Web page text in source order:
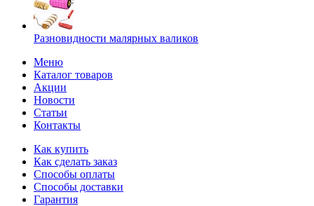
Разновидности малярных валиков
Меню
Каталог товаров
Акции
Новости
Статьи
Контакты
Как купить
Как сделать заказ
Способы оплаты
Способы доставки
Гарантия